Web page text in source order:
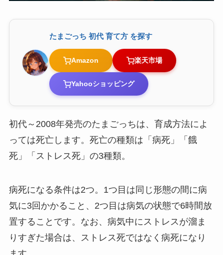
たまごっち 初代 育て方 を探す
Amazon 楽天市場
Yahooショッピング
初代～2008年発売のたまごっちは、育成方法によ
っては死亡します。死亡の種類は「病死」「餓
死」「ストレス死」の3種類。
病死になる条件は2つ。1つ目は同じ形態の間に病
気に3回かかること、2つ目は病気の状態で6時間放
置することです。なお、病気中にストレスが溜ま
りすぎた場合は、ストレス死ではなく病死になり